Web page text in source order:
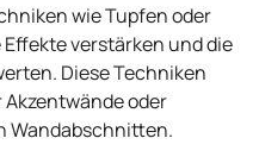
wie Tupfen oder
verstärken und die
Diese Techniken
oder
Wandabschnitten.